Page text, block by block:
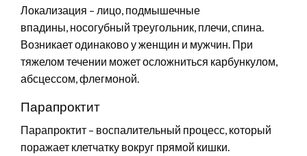
Локализация – лицо, подмышечные
впадины, носогубный треугольник, плечи, спина.
Возникает одинаково у женщин и мужчин. При
тяжелом течении может осложниться карбункулом,
абсцессом, флегмоной.
Парапроктит
Парапроктит – воспалительный процесс, который
поражает клетчатку вокруг прямой кишки.